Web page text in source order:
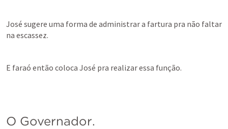
José sugere uma forma de administrar a fartura pra não faltar
na escassez.
E faraó então coloca José pra realizar essa função.
O Governador.